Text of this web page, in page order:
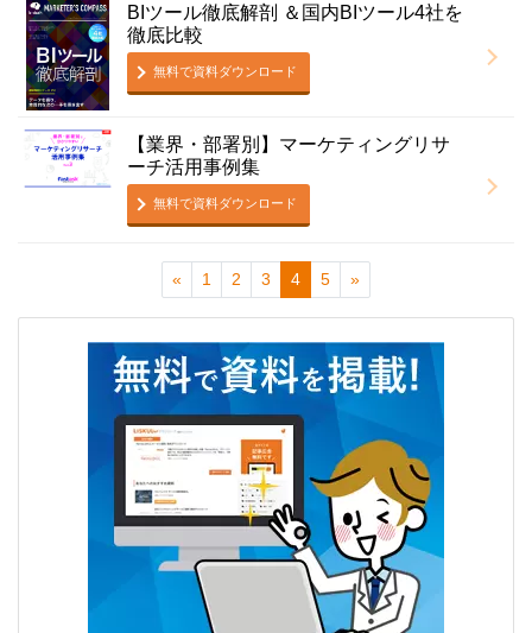
BIツール徹底解剖 ＆国内BIツール4社を
徹底比較
無料で資料ダウンロード
【業界・部署別】マーケティングリサ
ーチ活用事例集
無料で資料ダウンロード
« 1 2 3 4 5 »